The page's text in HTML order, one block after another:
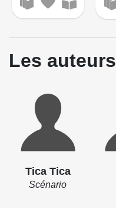
Les auteurs
Tica Tica
Scénario